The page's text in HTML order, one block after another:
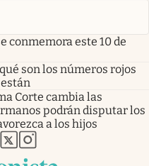
conmemora este 10 de
son los números rojos
Corte cambia las
podrán disputar los
a los hijos
pestaña
en nueva pestaña
abre en nueva pestaña
abre en nueva pestaña
abre en nueva pestaña